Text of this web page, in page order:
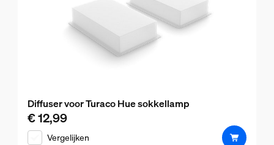
Diffuser voor Turaco Hue sokkellamp
De huidige prijs is € 12,99
€ 12,99
Vergelijken